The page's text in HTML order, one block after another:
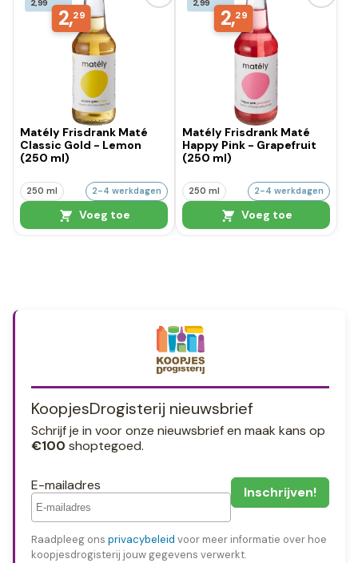
2,29
Matély Frisdrank Maté
Classic Gold - Lemon
(250 ml)
250 ml 2-4 werkdagen
Voeg toe
2,29
Matély Frisdrank Maté
Happy Pink - Grapefruit
(250 ml)
250 ml 2-4 werkdagen
Voeg toe
KoopjesDrogisterij nieuwsbrief
Schrijf je in voor onze nieuwsbrief en maak kans op
€100 shoptegoed.
E-mailadres
Raadpleeg ons privacybeleid voor meer informatie over hoe
koopjesdrogisterij jouw gegevens verwerkt.